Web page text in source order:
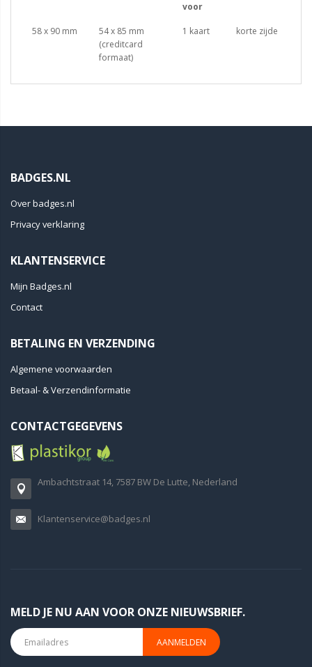
voor
58 x 90 mm
54 x 85 mm
(creditcard
formaat)
1 kaart korte zijde
BADGES.NL
Over badges.nl
Privacy verklaring
KLANTENSERVICE
Mijn Badges.nl
Contact
BETALING EN VERZENDING
Algemene voorwaarden
Betaal- & Verzendinformatie
CONTACTGEGEVENS
Ambachtstraat 14, 7587 BW De Lutte, Nederland
Klantenservice@badges.nl
MELD JE NU AAN VOOR ONZE NIEUWSBRIEF.
AANMELDEN